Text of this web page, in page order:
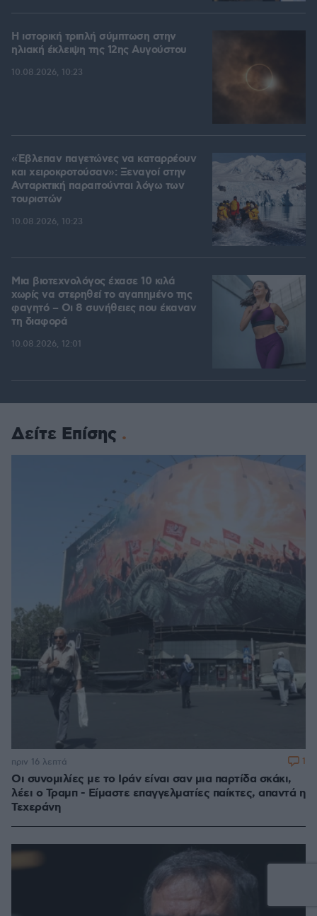
Η ιστορική τριπλή σύμπτωση στην
ηλιακή έκλειψη της 12ης Αυγούστου
10.08.2026, 10:23
«Έβλεπαν παγετώνες να καταρρέουν
και χειροκροτούσαν»: Ξεναγοί στην
Ανταρκτική παραιτούνται λόγω των
τουριστών
10.08.2026, 10:23
Μια βιοτεχνολόγος έχασε 10 κιλά
χωρίς να στερηθεί το αγαπημένο της
φαγητό – Οι 8 συνήθειες που έκαναν
τη διαφορά
10.08.2026, 12:01
Δείτε Επίσης
Οι συνομιλίες με το Ιράν είναι σαν μια παρτίδα σκάκι,
λέει ο Τραμπ - Είμαστε επαγγελματίες παίκτες, απαντά η
Τεχεράνη
πριν 16 λεπτά 1